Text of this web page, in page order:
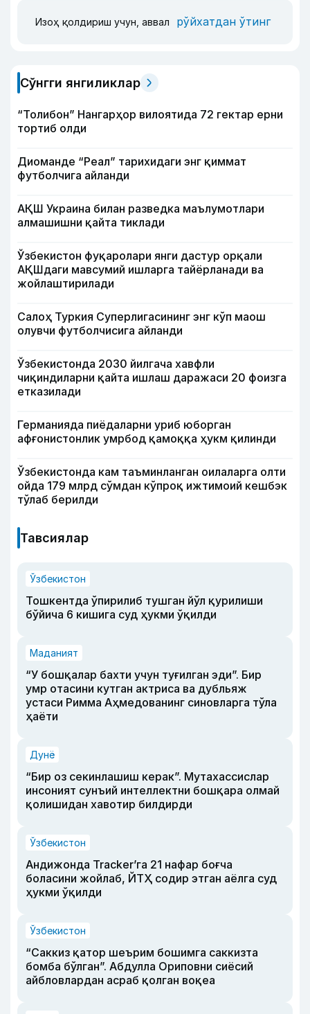
Изоҳ қолдириш учун, аввал рўйхатдан ўтинг
Сўнгги янгиликлар
“Толибон” Нангарҳор вилоятида 72 гектар ерни
тортиб олди
Диоманде “Реал” тарихидаги энг қиммат
футболчига айланди
АҚШ Украина билан разведка маълумотлари
алмашишни қайта тиклади
Ўзбекистон фуқаролари янги дастур орқали
АҚШдаги мавсумий ишларга тайёрланади ва
жойлаштирилади
Салоҳ Туркия Суперлигасининг энг кўп маош
олувчи футболчисига айланди
Ўзбекистонда 2030 йилгача хавфли
чиқиндиларни қайта ишлаш даражаси 20 фоизга
етказилади
Германияда пиёдаларни уриб юборган
афғонистонлик умрбод қамоққа ҳукм қилинди
Ўзбекистонда кам таъминланган оилаларга олти
ойда 179 млрд сўмдан кўпроқ ижтимоий кешбэк
тўлаб берилди
Тавсиялар
Ўзбекистон
Тошкентда ўпирилиб тушган йўл қурилиши
бўйича 6 кишига суд ҳукми ўқилди
Маданият
“У бошқалар бахти учун туғилган эди”. Бир
умр отасини кутган актриса ва дубльяж
устаси Римма Аҳмедованинг синовларга тўла
ҳаёти
Дунё
“Бир оз секинлашиш керак”. Мутахассислар
инсоният сунъий интеллектни бошқара олмай
қолишидан хавотир билдирди
Ўзбекистон
Андижонда Tracker’га 21 нафар боғча
боласини жойлаб, ЙТҲ содир этган аёлга суд
ҳукми ўқилди
Ўзбекистон
“Саккиз қатор шеърим бошимга саккизта
бомба бўлган”. Абдулла Ориповни сиёсий
айбловлардан асраб қолган воқеа